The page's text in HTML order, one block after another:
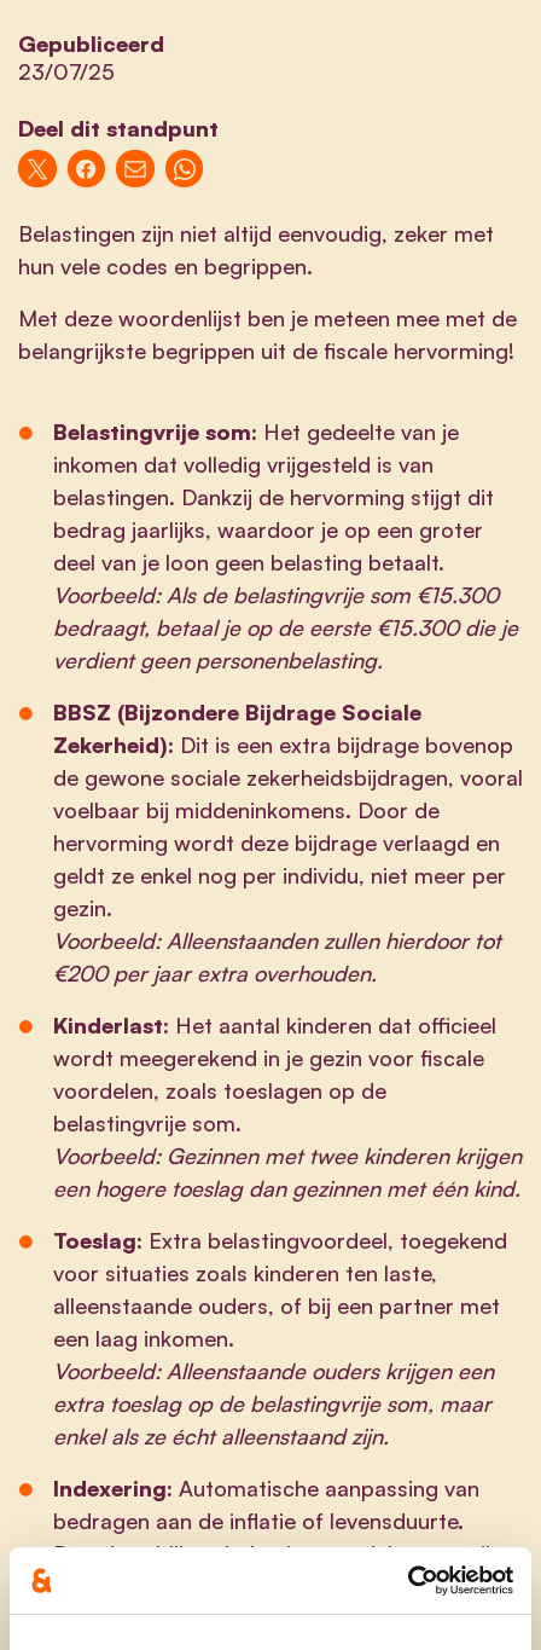
Gepubliceerd
23/07/25
Deel dit standpunt
Belastingen zijn niet altijd eenvoudig, zeker met
hun vele codes en begrippen.
Met deze woordenlijst ben je meteen mee met de
belangrijkste begrippen uit de fiscale hervorming!
Belastingvrije som: Het gedeelte van je
inkomen dat volledig vrijgesteld is van
belastingen. Dankzij de hervorming stijgt dit
bedrag jaarlijks, waardoor je op een groter
deel van je loon geen belasting betaalt.
Voorbeeld: Als de belastingvrije som €15.300
bedraagt, betaal je op de eerste €15.300 die je
verdient geen personenbelasting.
BBSZ (Bijzondere Bijdrage Sociale
Zekerheid): Dit is een extra bijdrage bovenop
de gewone sociale zekerheidsbijdragen, vooral
voelbaar bij middeninkomens. Door de
hervorming wordt deze bijdrage verlaagd en
geldt ze enkel nog per individu, niet meer per
gezin.
Voorbeeld: Alleenstaanden zullen hierdoor tot
€200 per jaar extra overhouden.
Kinderlast: Het aantal kinderen dat officieel
wordt meegerekend in je gezin voor fiscale
voordelen, zoals toeslagen op de
belastingvrije som.
Voorbeeld: Gezinnen met twee kinderen krijgen
een hogere toeslag dan gezinnen met één kind.
Toeslag: Extra belastingvoordeel, toegekend
voor situaties zoals kinderen ten laste,
alleenstaande ouders, of bij een partner met
een laag inkomen.
Voorbeeld: Alleenstaande ouders krijgen een
extra toeslag op de belastingvrije som, maar
enkel als ze écht alleenstaand zijn.
Indexering: Automatische aanpassing van
bedragen aan de inflatie of levensduurte.
Daardoor blijven belastingvoordelen op peil
met de stijgende kosten van het leven.